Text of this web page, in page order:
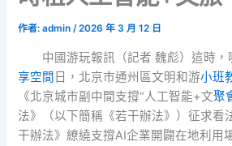
作者:admin/2026 年 3 月 12 日
中國游玩報訊（記者 魏彪）這時
享空間 日，北京市通州區文明和游小班
《北京城市副中間支撐“人工智能+文聚
法》（以下簡稱《若干辦法》）征求看
干辦法》繚繞支撐AI企業開闢在地利用